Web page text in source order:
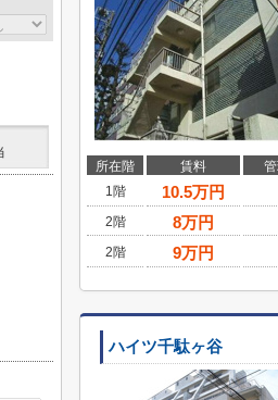
所在階 賃料
1階
10.5万円
2階 8万円
2階 9万円
ハイツ千駄ヶ谷